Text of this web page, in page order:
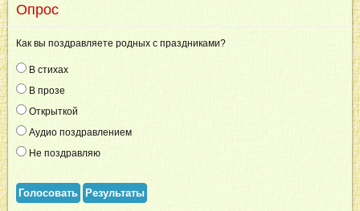
Опрос
Как вы поздравляете родных с праздниками?
В стихах
В прозе
Открыткой
Аудио поздравлением
Не поздравляю
Голосовать Результаты